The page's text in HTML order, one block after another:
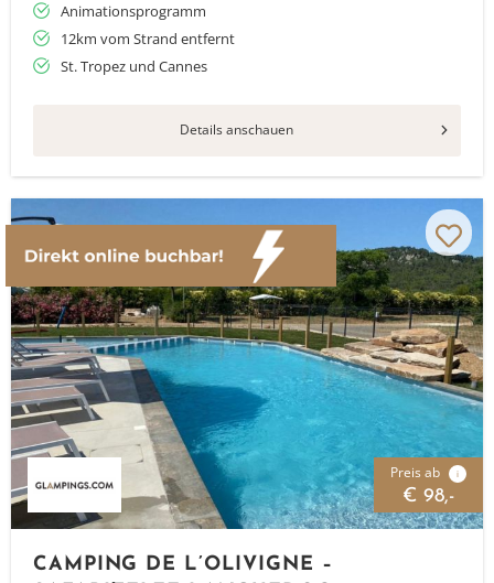
Animationsprogramm
12km vom Strand entfernt
St. Tropez und Cannes
Details anschauen
Preis ab i
€ 98,-
CAMPING DE L’OLIVIGNE –